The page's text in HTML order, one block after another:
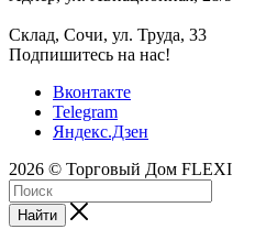
Склад, Сочи, ул. Труда, 33
Подпишитесь на нас!
Вконтакте
Telegram
Яндекс.Дзен
2026 © Торговый Дом FLEXI
Найти